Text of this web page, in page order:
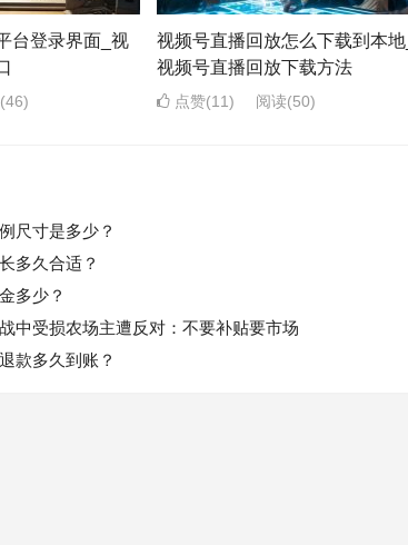
台登录界面_视
(46)
视频号直播回放怎么下载到本地_
视频号直播回放下载方法
点赞(11) 阅读(50)
尺寸是多少？
多久合适？
多少？
中受损农场主遭反对：不要补贴要市场
款多久到账？